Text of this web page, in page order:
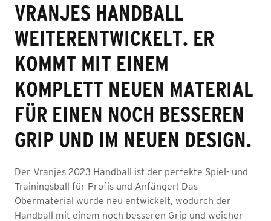
VRANJES HANDBALL
WEITERENTWICKELT. ER
KOMMT MIT EINEM
KOMPLETT NEUEN MATERIAL
FÜR EINEN NOCH BESSEREN
GRIP UND IM NEUEN DESIGN.
Der Vranjes 2023 Handball ist der perfekte Spiel- und
Trainingsball für Profis und Anfänger! Das
Obermaterial wurde neu entwickelt, wodurch der
Handball mit einem noch besseren Grip und weicher